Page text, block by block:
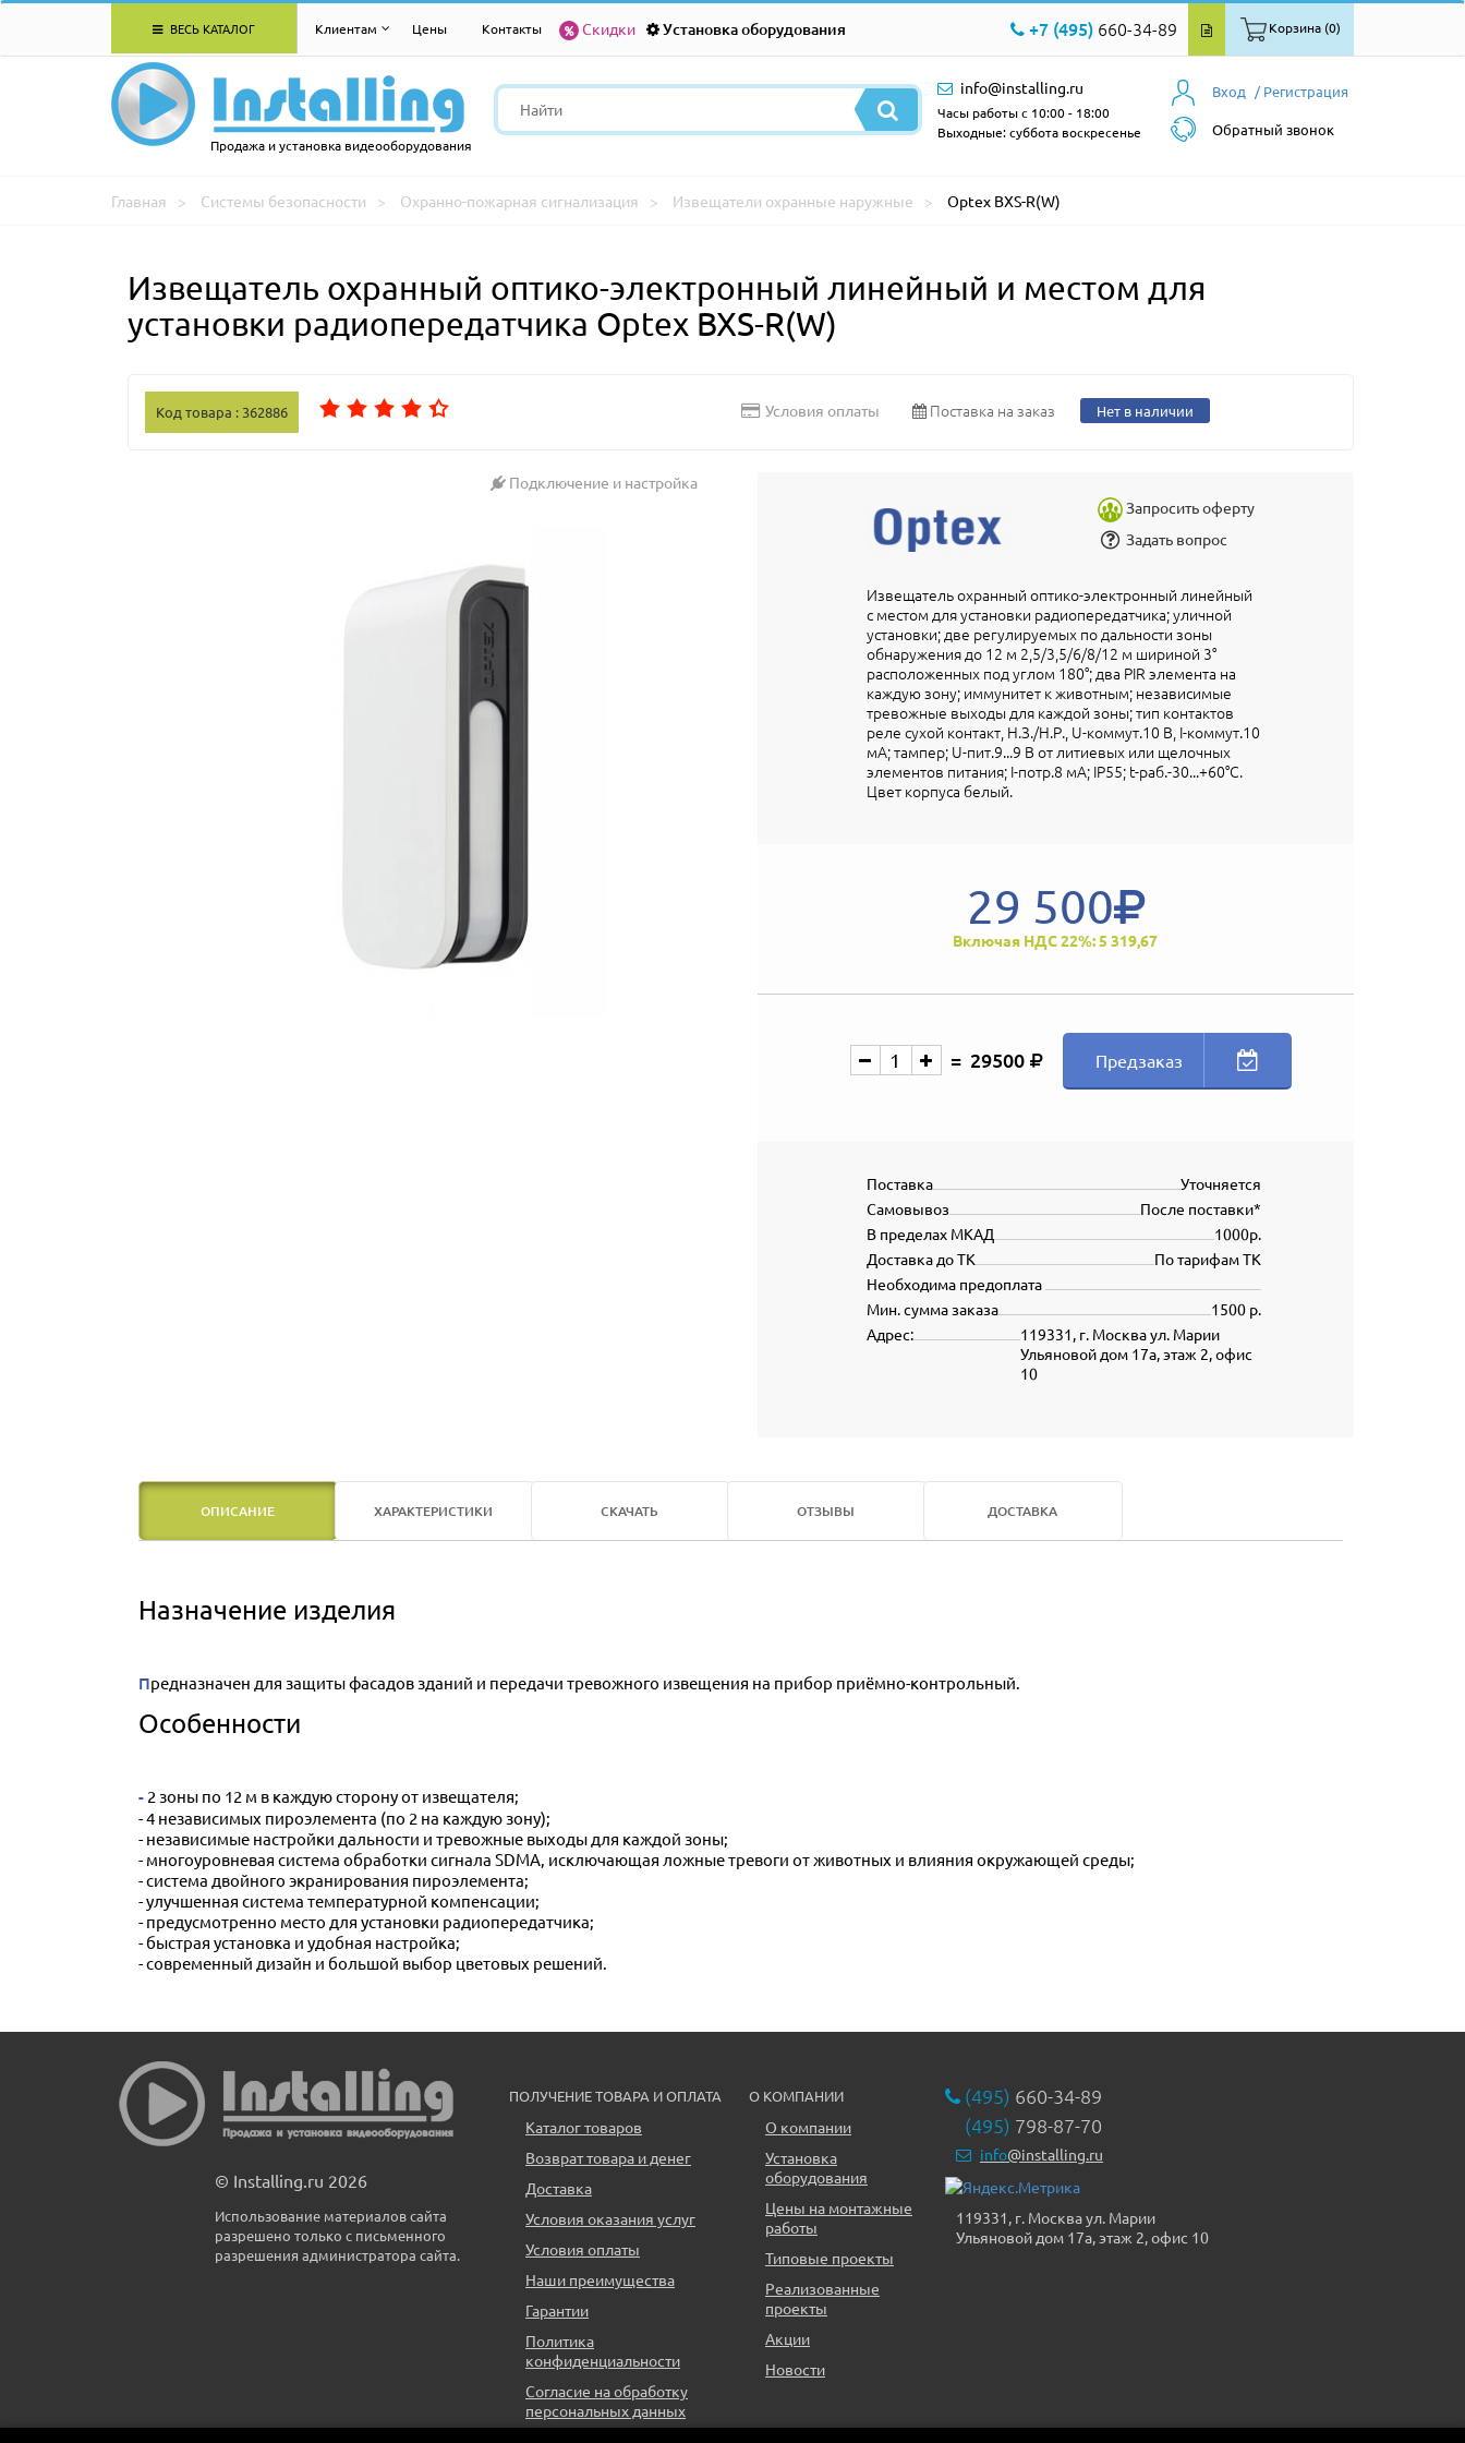
ВЕСЬ КАТАЛОГ Клиентам Цены Контакты Скидки Установка оборудования +7 (495) 660-34-89 Корзина (0)
Продажа и установка видеооборудования
Вход / Регистрация
Обратный звонок
info@installing.ru
Часы работы с 10:00 - 18:00
Выходные: суббота воскресенье
Главная Системы безопасности Охранно-пожарная сигнализация Извещатели охранные наружные Optex BXS-R(W)
Извещатель охранный оптико-электронный линейный и местом для
установки радиопередатчика Optex BXS-R(W)
Код товара : 362886 Условия оплаты Поставка на заказ Нет в наличии
Подключение и настройка
Запросить оферту
Задать вопрос
Извещатель охранный оптико-электронный линейный
с местом для установки радиопередатчика; уличной
установки; две регулируемых по дальности зоны
обнаружения до 12 м 2,5/3,5/6/8/12 м шириной 3°
расположенных под углом 180°; два PIR элемента на
каждую зону; иммунитет к животным; независимые
тревожные выходы для каждой зоны; тип контактов
реле сухой контакт, Н.З./Н.Р., U-коммут.10 В, I-коммут.10
мА; тампер; U-пит.9...9 В от литиевых или щелочных
элементов питания; I-потр.8 мА; IP55; t-раб.-30...+60°С.
Цвет корпуса белый.
29 500
Включая НДС 22%: 5 319,67
29500 Предзаказ
Уточняется
Поставка
После поставки*
Самовывоз
1000р.
В пределах МКАД
По тарифам ТК
Доставка до ТК
Необходима предоплата
1500 р.
Мин. сумма заказа
119331, г. Москва ул. Марии
Ульяновой дом 17а, этаж 2, офис
10
Адрес:
ОПИСАНИЕ ХАРАКТЕРИСТИКИ СКАЧАТЬ ОТЗЫВЫ ДОСТАВКА
Назначение изделия
Предназначен для защиты фасадов зданий и передачи тревожного извещения на прибор приёмно-контрольный.
Особенности
- 2 зоны по 12 м в каждую сторону от извещателя;
- 4 независимых пироэлемента (по 2 на каждую зону);
- независимые настройки дальности и тревожные выходы для каждой зоны;
- многоуровневая система обработки сигнала SDMA, исключающая ложные тревоги от животных и влияния окружающей среды;
- система двойного экранирования пироэлемента;
- улучшенная система температурной компенсации;
- предусмотренно место для установки радиопередатчика;
- быстрая установка и удобная настройка;
- современный дизайн и большой выбор цветовых решений.
© Installing.ru 2026
Использование материалов сайта
разрешено только с письменного
разрешения администратора сайта.
ПОЛУЧЕНИЕ ТОВАРА И ОПЛАТА
Каталог товаров
Возврат товара и денег
Доставка
Условия оказания услуг
Условия оплаты
Наши преимущества
Гарантии
Политика
конфиденциальности
Согласие на обработку
персональных данных
О КОМПАНИИ
О компании
Установка
оборудования
Цены на монтажные
работы
Типовые проекты
Реализованные
проекты
Акции
Новости
(495) 660-34-89
(495) 798-87-70
info@installing.ru
119331, г. Москва ул. Марии
Ульяновой дом 17а, этаж 2, офис 10